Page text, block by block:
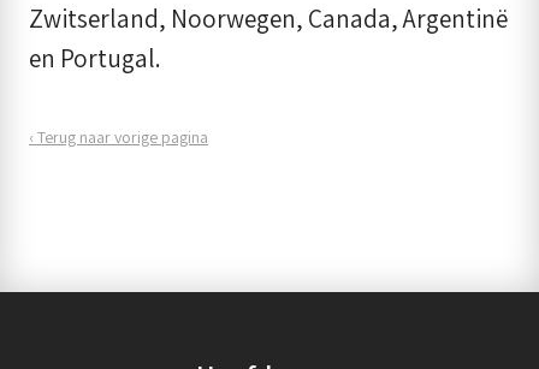
Zwitserland, Noorwegen, Canada, Argentinë
en Portugal.
‹ Terug naar vorige pagina